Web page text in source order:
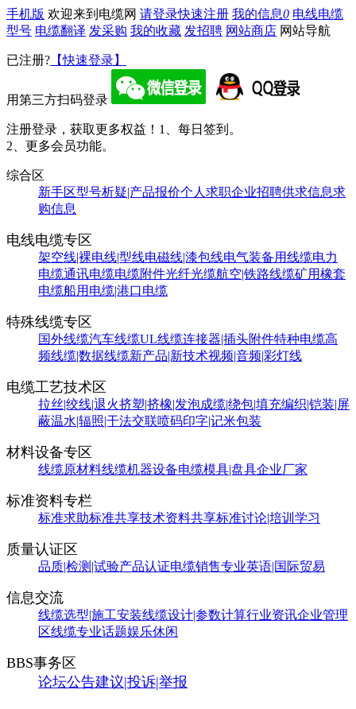
手机版 欢迎来到电缆网 请登录快速注册 我的信息0 电线电缆
型号 电缆翻译 发采购 我的收藏 发招聘 网站商店 网站导航
已注册? 【快速登录】
用第三方扫码登录
注册登录，获取更多权益！ 1、每日签到。
2、更多会员功能。
综合区
新手区型号析疑|产品报价个人求职企业招聘供求信息求
购信息
电线电缆专区
架空线|裸电线|型线电磁线|漆包线电气装备用线缆电力
电缆通讯电缆电缆附件光纤光缆航空|铁路线缆矿用橡套
电缆船用电缆|港口电缆
特殊线缆专区
国外线缆汽车线缆UL线缆连接器|插头附件特种电缆高
频线缆|数据线缆新产品|新技术视频|音频|彩灯线
电缆工艺技术区
拉丝|绞线|退火挤塑|挤橡|发泡成缆|绕包|填充编织|铠装|屏
蔽温水|辐照|干法交联喷码印字|记米包装
材料设备专区
线缆原材料线缆机器设备电缆模具|盘具企业厂家
标准资料专栏
标准求助标准共享技术资料共享标准讨论|培训学习
质量认证区
品质|检测|试验产品认证电缆销售专业英语|国际贸易
信息交流
线缆选型|施工安装线缆设计|参数计算行业资讯企业管理
区线缆专业话题娱乐休闲
BBS事务区
论坛公告建议|投诉|举报